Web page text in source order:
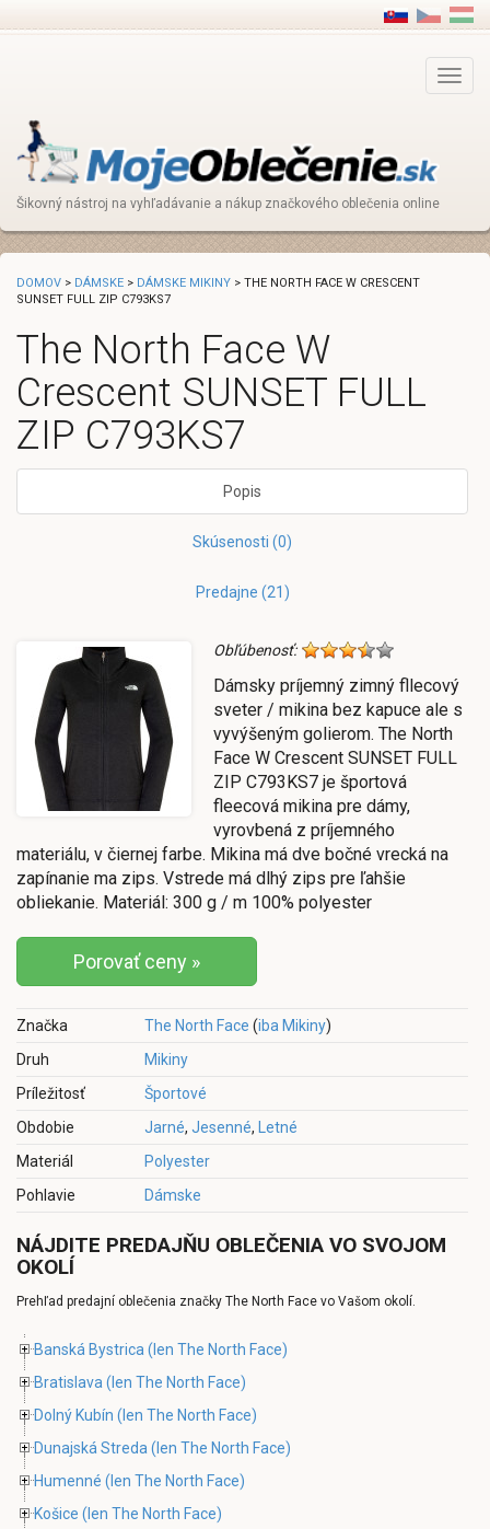
Main
Menu
Šikovný nástroj na vyhľadávanie a nákup značkového oblečenia online
DOMOV > DÁMSKE > DÁMSKE MIKINY > THE NORTH FACE W CRESCENT
SUNSET FULL ZIP C793KS7
The North Face W
Crescent SUNSET FULL
ZIP C793KS7
Popis
Skúsenosti (0)
Predajne (21)
Obľúbenosť:
Dámsky príjemný zimný fllecový
sveter / mikina bez kapuce ale s
vyvýšeným golierom. The North
Face W Crescent SUNSET FULL
ZIP C793KS7 je športová
fleecová mikina pre dámy,
vyrovbená z príjemného
materiálu, v čiernej farbe. Mikina má dve bočné vrecká na
zapínanie ma zips. Vstrede má dlhý zips pre ľahšie
obliekanie. Materiál: 300 g / m 100% polyester
Porovať ceny »
Značka The North Face (iba Mikiny)
Druh
Mikiny
Príležitosť
Športové
Obdobie
Jarné, Jesenné,
Letné
Materiál
Polyester
Pohlavie
Dámske
NÁJDITE PREDAJŇU OBLEČENIA VO SVOJOM
OKOLÍ
Prehľad predajní oblečenia značky The North Face vo Vašom okolí.
Banská Bystrica (len The North Face)
Bratislava (len The North Face)
Dolný Kubín (len The North Face)
Dunajská Streda (len The North Face)
Humenné (len The North Face)
Košice (len The North Face)